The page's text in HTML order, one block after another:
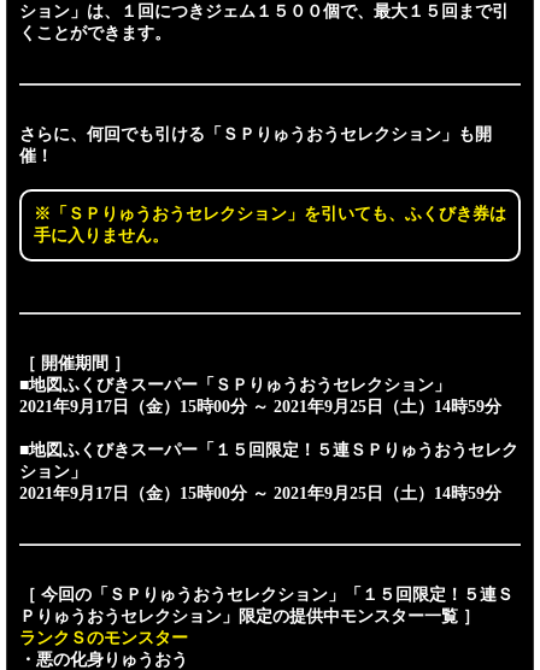
ション」は、１回につきジェム１５００個で、最大１５回まで引
くことができます。
さらに、何回でも引ける「ＳＰりゅうおうセレクション」も開
催！
※「ＳＰりゅうおうセレクション」を引いても、ふくびき券は
手に入りません。
［ 開催期間 ］
■地図ふくびきスーパー「ＳＰりゅうおうセレクション」
2021年9月17日（金）15時00分 ～ 2021年9月25日（土）14時59分
■地図ふくびきスーパー「１５回限定！５連ＳＰりゅうおうセレク
ション」
2021年9月17日（金）15時00分 ～ 2021年9月25日（土）14時59分
［ 今回の「ＳＰりゅうおうセレクション」「１５回限定！５連Ｓ
Ｐりゅうおうセレクション」限定の提供中モンスター一覧 ］
ランクＳのモンスター
・悪の化身りゅうおう